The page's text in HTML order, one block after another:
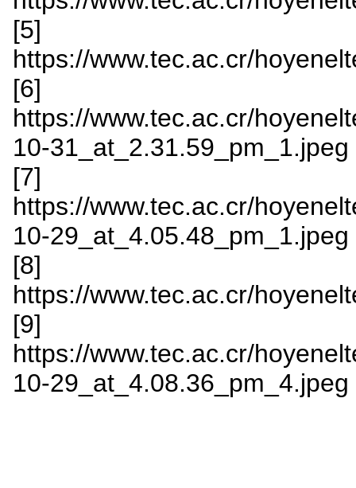
[5]
https://www.tec.ac.cr/
[6]
https://www.tec.ac.cr/
10-31_at_2.31.59_pm_1.jpeg
[7]
https://www.tec.ac.cr/
10-29_at_4.05.48_pm_1.jpeg
[8]
https://www.tec.ac.cr/
[9]
https://www.tec.ac.cr/
10-29_at_4.08.36_pm_4.jpeg